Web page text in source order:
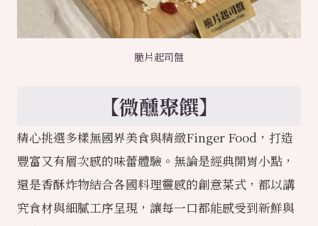
脆片起司盤
【微醺聚饌】
精心挑選多樣無國界美食與精緻Finger Food，打造
豐富又有層次感的味蕾體驗。無論是經典開胃小點，
還是香酥炸物結合各國料理靈感的創意菜式，都以講
究食材與細膩工序呈現，讓每一口都能感受到新鮮與